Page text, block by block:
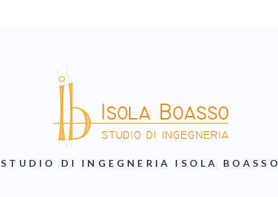
STUDIO DI INGEGNERIA ISOLA BOASSO